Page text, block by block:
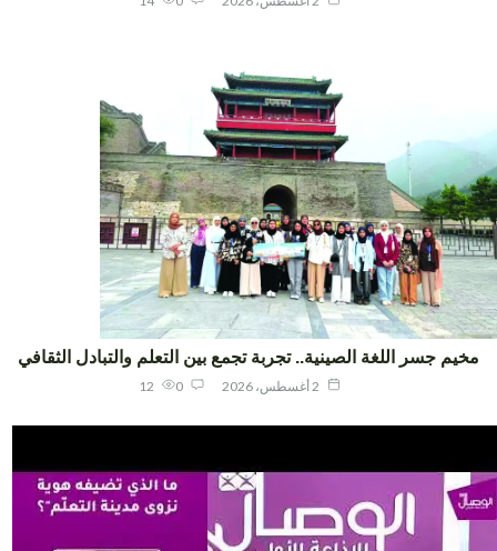
جسر اللغة الصينية.. تجربة تجمع بين التعلم والتبادل الثقافي
12